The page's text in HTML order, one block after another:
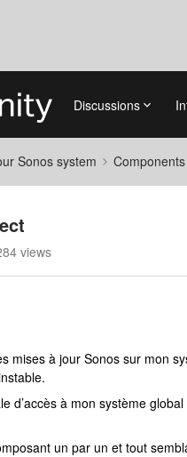
Discussions
Sonos system
views
mises à jour Sonos sur mon
d’accès à mon système
un par un et tout